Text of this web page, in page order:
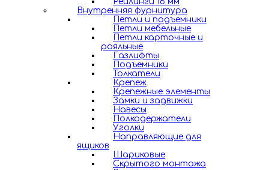
Внутренняя фурнитура
Петли и подъемники
Петли мебельные
Петли карточные и
рояльные
Газлифты
Подъемники
Толкатели
Крепеж
Крепежные элементы
Замки и задвижки
Навесы
Полкодержатели
Уголки
Направляющие для
ящиков
Шариковые
Скрытого монтажа